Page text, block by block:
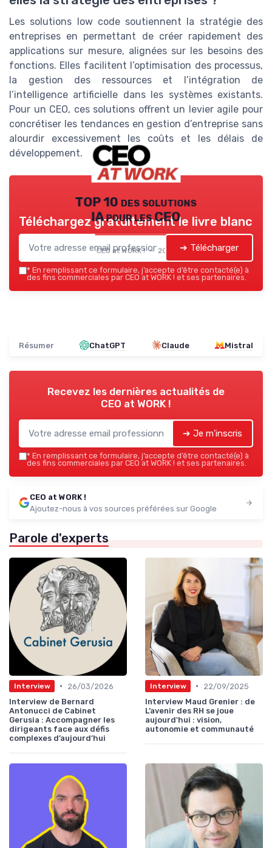
Les solutions low code soutiennent la stratégie des
entreprises en permettant de créer rapidement des
applications sur mesure, alignées sur les besoins des
fonctions. Elles facilitent l’optimisation des processus,
la gestion des ressources et l’intégration de
l’intelligence artificielle dans les systèmes existants.
Pour un CEO, ces solutions offrent un levier agile pour
concrétiser les tendances en gestion d’entreprise sans
alourdir excessivement les coûts et les délais de
développement.
TOP 10 des solutions
IA pour les CEO
CEO at WORK ! — 2026
Téléchargez gratuitement le livre blanc
➔ Télécharger
* En remplissant ce formulaire, j’accepte d’être contacté(e) à
des fins commerciales par CEO at WORK ! et ses partenaires.
Résumer ChatGPT Claude Mistral
Recevez les dernières actualités de
CEO at WORK !
➔ Je m'inscris
* En remplissant ce formulaire, j’accepte d’être contacté(e) à
des fins commerciales par CEO at WORK ! et ses partenaires.
CEO at WORK !
Ajoutez-nous à vos sources préférées sur Google
Parole d'experts
Interview •
26/03/2026
Interview de Bernard
Antonucci de Cabinet
Gerusia : Accompagner les
dirigeants face aux défis
complexes d’aujourd’hui
Interview •
22/09/2025
Interview Maud Grenier : de
L’avenir des RH se joue
aujourd'hui : vision,
autonomie et communauté